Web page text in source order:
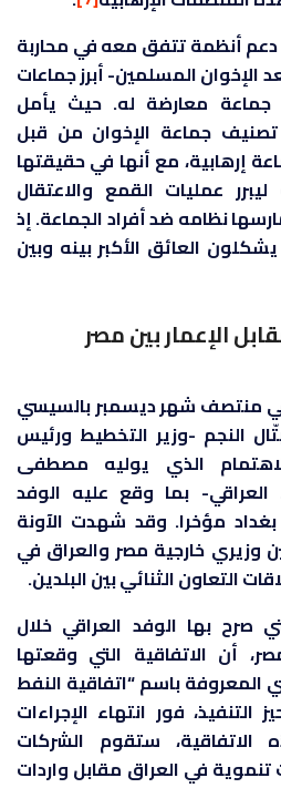
أنظمة تتفق معه في محاربة
الإخوان المسلمين- أبرز جماعات
جماعة معارضة له. حيث يأمل
جماعة الإخوان من قبل
إرهابية، مع أنها في حقيقتها
عمليات القمع والاعتقال
نظامه ضد أفراد الجماعة. إذ
العائق الأكبر بينه وبين
الإعمار بين مصر
منتصف شهر ديسمبر بالسيسي
النجم -وزير التخطيط ورئيس
الذي يوليه مصطفى
بما وقع عليه الوفد
بغداد مؤخرا. وقد شهدت الآونة
وزيري خارجية مصر والعراق في
التعاون الثنائي بين البلدين.
صرح بها الوفد العراقي خلال
أن الاتفاقية التي وقعتها
المعروفة باسم “اتفاقية النفط
التنفيذ، فور انتهاء الإجراءات
الاتفاقية، ستقوم الشركات
في العراق مقابل واردات